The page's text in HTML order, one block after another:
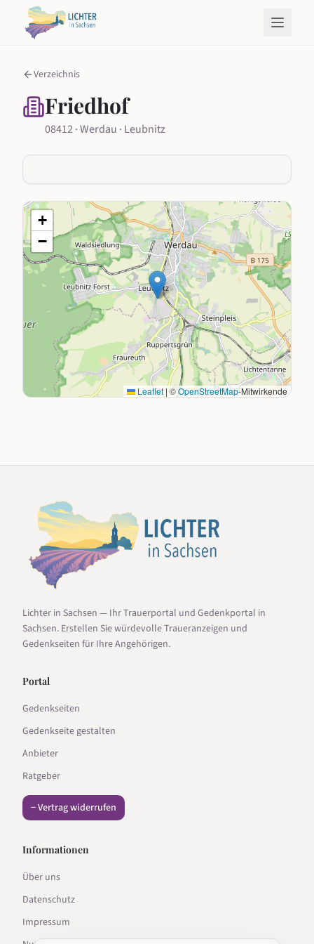
Verzeichnis
Friedhof
08412 · Werdau · Leubnitz
+
−
Leaflet | ©OpenStreetMap-Mitwirkende
Lichter in Sachsen — Ihr Trauerportal und Gedenkportal in
Sachsen. Erstellen Sie würdevolle Traueranzeigen und
Gedenkseiten für Ihre Angehörigen.
Portal
Gedenkseiten
Gedenkseite gestalten
Anbieter
Ratgeber
− Vertrag widerrufen
Informationen
Über uns
Datenschutz
Impressum